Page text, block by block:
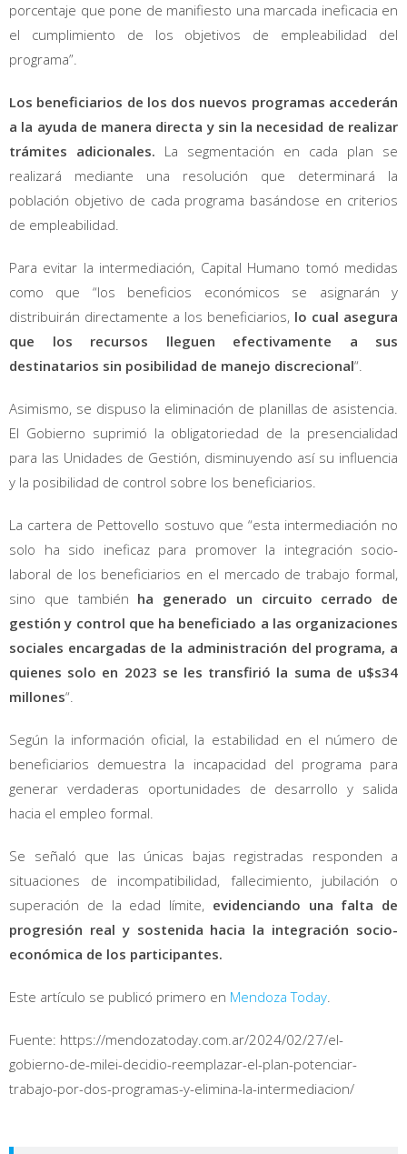
porcentaje que pone de manifiesto una marcada ineficacia en
el cumplimiento de los objetivos de empleabilidad del
programa”.
Los beneficiarios de los dos nuevos programas accederán
a la ayuda de manera directa y sin la necesidad de realizar
trámites adicionales. La segmentación en cada plan se
realizará mediante una resolución que determinará la
población objetivo de cada programa basándose en criterios
de empleabilidad.
Para evitar la intermediación, Capital Humano tomó medidas
como que “los beneficios económicos se asignarán y
distribuirán directamente a los beneficiarios, lo cual asegura
que los recursos lleguen efectivamente a sus
destinatarios sin posibilidad de manejo discrecional“.
Asimismo, se dispuso la eliminación de planillas de asistencia.
El Gobierno suprimió la obligatoriedad de la presencialidad
para las Unidades de Gestión, disminuyendo así su influencia
y la posibilidad de control sobre los beneficiarios.
La cartera de Pettovello sostuvo que “esta intermediación no
solo ha sido ineficaz para promover la integración socio-
laboral de los beneficiarios en el mercado de trabajo formal,
sino que también ha generado un circuito cerrado de
gestión y control que ha beneficiado a las organizaciones
sociales encargadas de la administración del programa, a
quienes solo en 2023 se les transfirió la suma de u$s34
millones“.
Según la información oficial, la estabilidad en el número de
beneficiarios demuestra la incapacidad del programa para
generar verdaderas oportunidades de desarrollo y salida
hacia el empleo formal.
Se señaló que las únicas bajas registradas responden a
situaciones de incompatibilidad, fallecimiento, jubilación o
superación de la edad límite, evidenciando una falta de
progresión real y sostenida hacia la integración socio-
económica de los participantes.
Este artículo se publicó primero en Mendoza Today
Fuente: https://mendozatoday.com.ar/2024/02/27/el-
gobierno-de-milei-decidio-reemplazar-el-plan-potenciar-
trabajo-por-dos-programas-y-elimina-la-intermediacion/